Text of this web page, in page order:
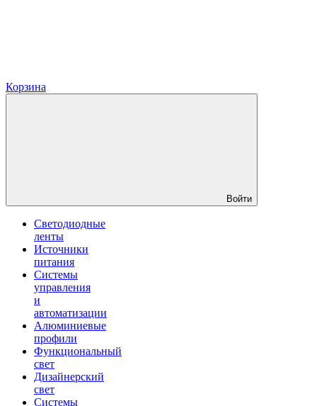
Корзина
Войти
Светодиодные
ленты
Источники
питания
Системы
управления
и
автоматизации
Алюминиевые
профили
Функциональный
свет
Дизайнерский
свет
Системы